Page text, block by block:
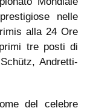
nelle
alla 24 Ore
tre posti di
Andretti-
del celebre